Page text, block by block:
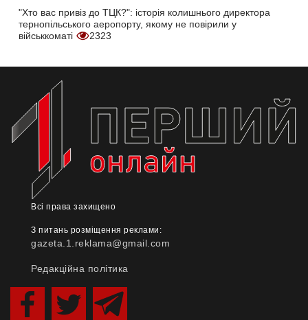
"Хто вас привіз до ТЦК?": історія колишнього директора
тернопільського аеропорту, якому не повірили у
військкоматі
2323
Всі права захищено
З питань розміщення реклами:
gazeta.1.reklama@gmail.com
Редакційна політика